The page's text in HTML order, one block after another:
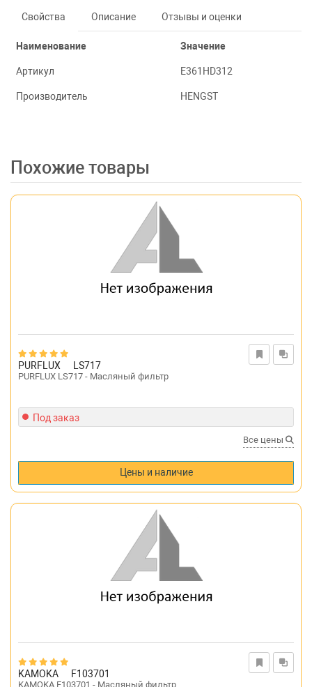
Свойства Описание Отзывы и оценки
Наименование Значение
Артикул E361HD312
Производитель HENGST
Похожие товары
PURFLUX LS717
PURFLUX LS717 - Масляный фильтр
Под заказ
Все цены
Цены и наличие
KAMOKA F103701
KAMOKA F103701 - Масляный фильтр